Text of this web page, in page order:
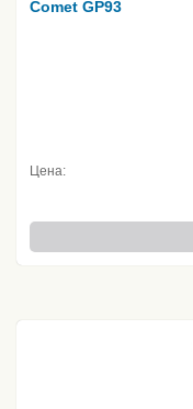
Comet GP93
Цена: